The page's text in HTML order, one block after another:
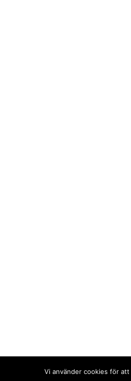
Design:
Vi använder cookies för